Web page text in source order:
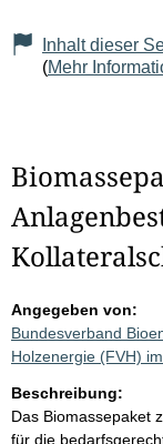
Inhalt dieser
(Mehr
Angegeben von:
Bundesverband
Holzenergie (FVH)
Beschreibung:
Das Biomassepaket
für die